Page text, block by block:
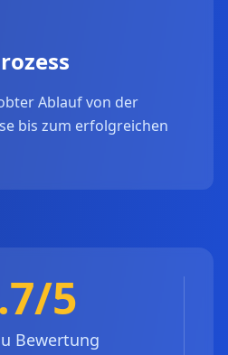
Ablauf von der
bis zum erfolgreichen
5
Bewertung